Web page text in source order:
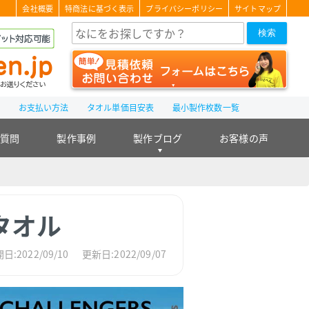
会社概要 特商法に基づく表示 プライバシーポリシー サイトマップ
検索
お支払い方法 タオル単価目安表 最小製作枚数一覧
問 製作事例 製作ブログ お客様の声
オル
日:2022/09/10 更新日:2022/09/07